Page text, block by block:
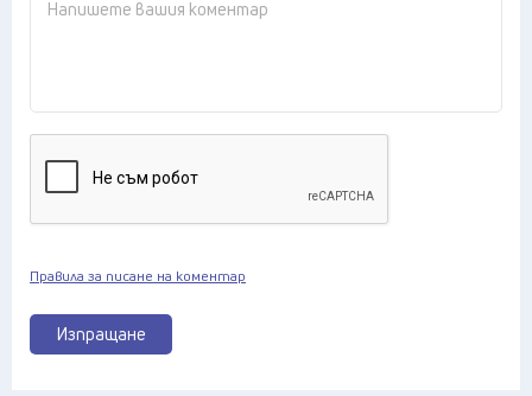
Изпращане
Правила за писане на коментар